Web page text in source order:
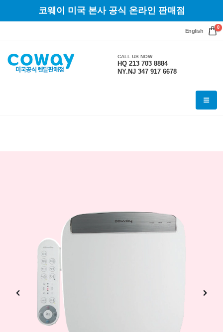
코웨이 미국 본사 공식 온라인 판매점
English
0
CALL US NOW
HQ 213 703 8884
NY.NJ 347 917 6678